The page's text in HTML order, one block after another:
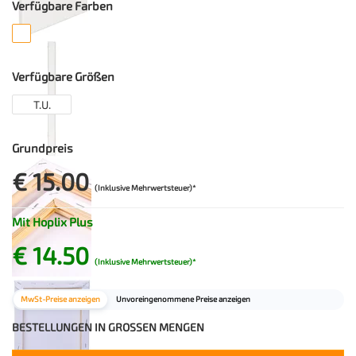
Verfügbare Farben
Verfügbare Größen
T.U.
Grundpreis
€ 15.00 (Inklusive Mehrwertsteuer)*
Mit Hoplix Plus
€ 14.50 (Inklusive Mehrwertsteuer)*
MwSt-Preise anzeigen Unvoreingenommene Preise anzeigen
BESTELLUNGEN IN GROSSEN MENGEN